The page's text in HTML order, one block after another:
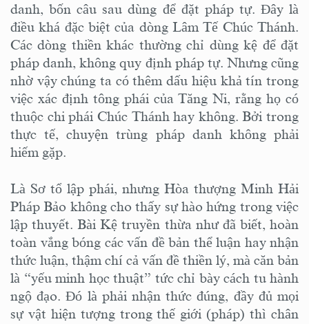
danh, bốn câu sau dùng để đặt pháp tự. Đây là
điều khá đặc biệt của dòng Lâm Tế Chúc Thánh.
Các dòng thiền khác thường chỉ dùng kệ để đặt
pháp danh, không quy định pháp tự. Nhưng cũng
nhờ vậy chúng ta có thêm dấu hiệu khả tín trong
việc xác định tông phái của Tăng Ni, rằng họ có
thuộc chi phái Chúc Thánh hay không. Bởi trong
thực tế, chuyện trùng pháp danh không phải
hiếm gặp.
Là Sơ tổ lập phái, nhưng Hòa thượng Minh Hải
Pháp Bảo không cho thấy sự hào hứng trong việc
lập thuyết. Bài Kệ truyền thừa như đã biết, hoàn
toàn vắng bóng các vấn đề bản thể luận hay nhận
thức luận, thậm chí cả vấn đề thiền lý, mà căn bản
là “yếu minh học thuật” tức chỉ bày cách tu hành
ngộ đạo. Đó là phải nhận thức đúng, đầy đủ mọi
sự vật hiện tượng trong thế giới (pháp) thì chân